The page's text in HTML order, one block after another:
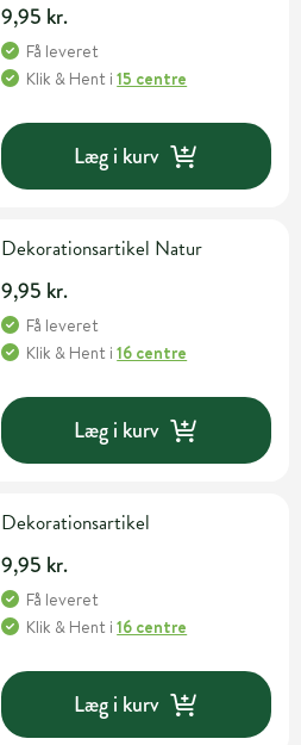
9,95 kr.
Få leveret
Klik & Hent i15 centre
Læg i kurv
Dekorationsartikel Natur
9,95 kr.
Få leveret
Klik & Hent i16 centre
Læg i kurv
Dekorationsartikel
9,95 kr.
Få leveret
Klik & Hent i16 centre
Læg i kurv